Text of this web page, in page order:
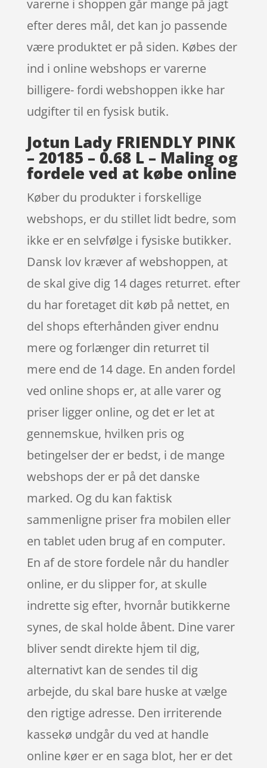
varerne i shoppen går mange på jagt
efter deres mål, det kan jo passende
være produktet er på siden. Købes der
ind i online webshops er varerne
billigere- fordi webshoppen ikke har
udgifter til en fysisk butik.
Jotun Lady FRIENDLY PINK
– 20185 – 0.68 L – Maling og
fordele ved at købe online
Køber du produkter i forskellige
webshops, er du stillet lidt bedre, som
ikke er en selvfølge i fysiske butikker.
Dansk lov kræver af webshoppen, at
de skal give dig 14 dages returret. efter
du har foretaget dit køb på nettet, en
del shops efterhånden giver endnu
mere og forlænger din returret til
mere end de 14 dage. En anden fordel
ved online shops er, at alle varer og
priser ligger online, og det er let at
gennemskue, hvilken pris og
betingelser der er bedst, i de mange
webshops der er på det danske
marked. Og du kan faktisk
sammenligne priser fra mobilen eller
en tablet uden brug af en computer.
En af de store fordele når du handler
online, er du slipper for, at skulle
indrette sig efter, hvornår butikkerne
synes, de skal holde åbent. Dine varer
bliver sendt direkte hjem til dig,
alternativt kan de sendes til dig
arbejde, du skal bare huske at vælge
den rigtige adresse. Den irriterende
kassekø undgår du ved at handle
online køer er en saga blot, her er det